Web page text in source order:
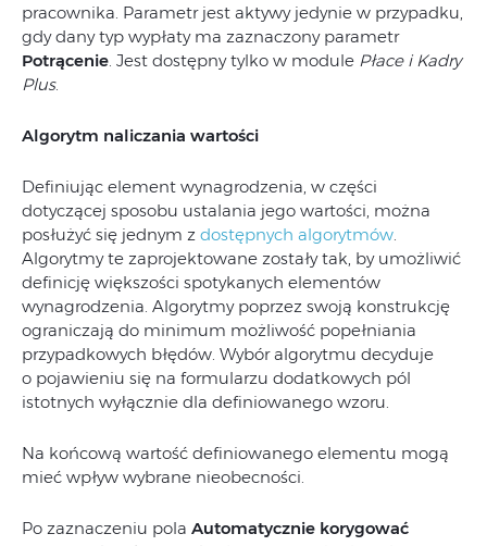
pracownika. Parametr jest aktywy jedynie w przypadku,
gdy dany typ wypłaty ma zaznaczony parametr
Potrącenie. Jest dostępny tylko w module Płace i Kadry
Plus.
Algorytm naliczania wartości
Definiując element wynagrodzenia, w części
dotyczącej sposobu ustalania jego wartości, można
posłużyć się jednym z dostępnych algorytmów.
Algorytmy te zaprojektowane zostały tak, by umożliwić
definicję większości spotykanych elementów
wynagrodzenia. Algorytmy poprzez swoją konstrukcję
ograniczają do minimum możliwość popełniania
przypadkowych błędów. Wybór algorytmu decyduje
o pojawieniu się na formularzu dodatkowych pól
istotnych wyłącznie dla definiowanego wzoru.
Na końcową wartość definiowanego elementu mogą
mieć wpływ wybrane nieobecności.
Po zaznaczeniu pola Automatycznie korygować